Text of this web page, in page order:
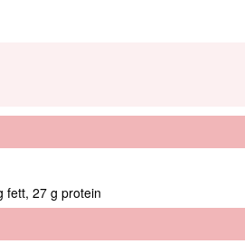
fett, 27 g protein